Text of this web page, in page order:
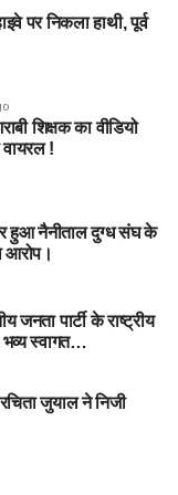
पर निकला हाथी, पूर्व
शिक्षक का वीडियो
वायरल !
हुआ नैनीताल दुग्ध संघ के
आरोप।
जनता पार्टी के राष्ट्रीय
भव्य स्वागत…
जुयाल ने निजी